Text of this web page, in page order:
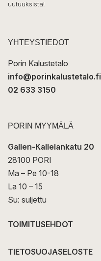
k
t
uutuuksista!
YHTEYSTIEDOT
Porin Kalustetalo
info@porinkalustetalo.fi
02 633 3150
PORIN MYYMÄLÄ
Gallen-Kallelankatu 20
28100 PORI
Ma – Pe 10-18
La 10 – 15
Su: suljettu
TOIMITUSEHDOT
TIETOSUOJASELOSTE